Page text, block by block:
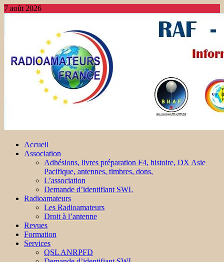
7 août 2026
Accueil
Association
Adhésions, livres préparation F4, histoire, DX Asie
Pacifique, antennes, timbres, dons,
L’association
Demande d’identifiant SWL
Radioamateurs
Les Radioamateurs
Droit à l’antenne
Revues
Formation
Services
QSL ANRPFD